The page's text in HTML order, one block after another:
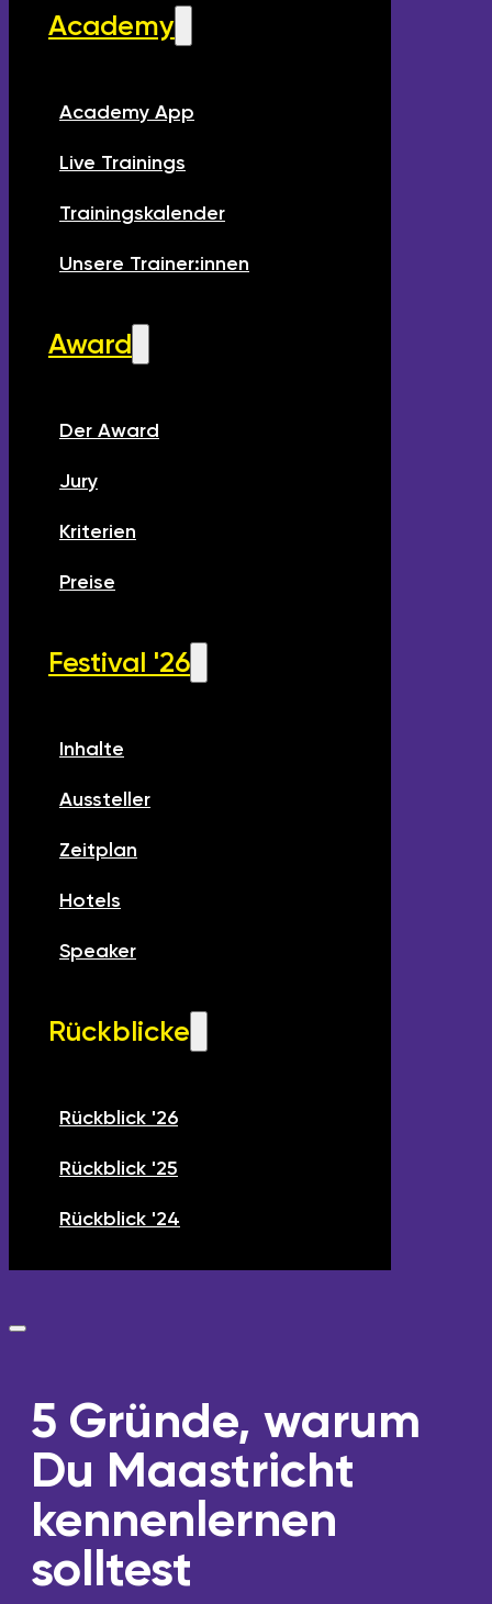
Academy
Academy App
Live Trainings
Trainingskalender
Unsere Trainer:innen
Award
Der Award
Jury
Kriterien
Preise
Festival '26
Inhalte
Aussteller
Zeitplan
Hotels
Speaker
Rückblicke
Rückblick '26
Rückblick '25
Rückblick '24
5 Gründe, warum
Du Maastricht
kennenlernen
solltest